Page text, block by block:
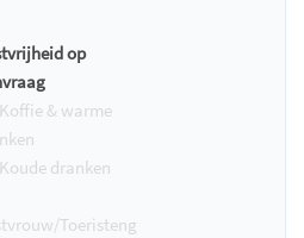
op
Koffie & warme
Koude dranken
Toeristeng